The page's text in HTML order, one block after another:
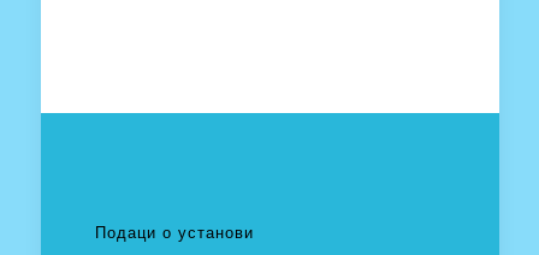
Подаци о установи